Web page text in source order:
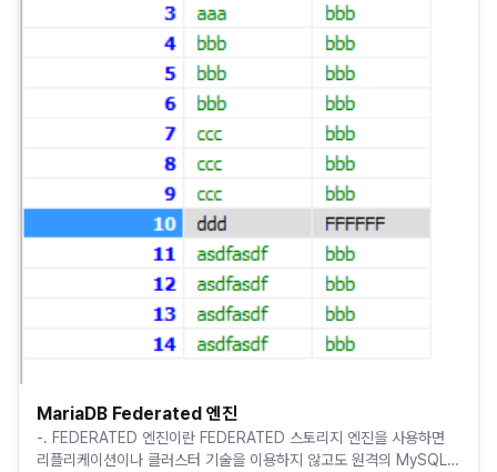
MariaDB Federated 엔진
-. FEDERATED 엔진이란 FEDERATED 스토리지 엔진을 사용하면
리플리케이션이나 클러스터 기술을 이용하지 않고도 원격의 MySQL